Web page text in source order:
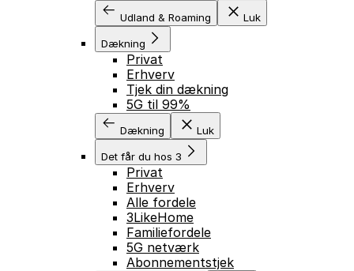
Udland & Roaming Luk
Dækning
Privat
Erhverv
Tjek din dækning
5G til 99%
Dækning Luk
Det får du hos 3
Privat
Erhverv
Alle fordele
3LikeHome
Familiefordele
5G netværk
Abonnementstjek